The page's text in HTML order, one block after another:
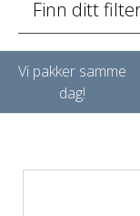
Vi pakker samme
dag!